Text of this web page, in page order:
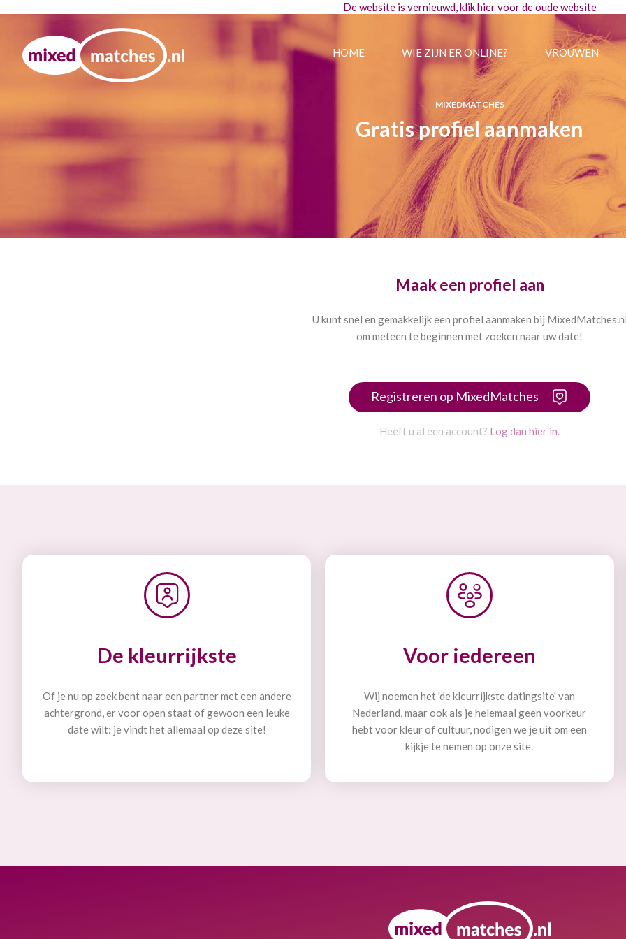
De website is vernieuwd, klikhiervoor de oude website
HOME WIE ZIJN ER ONLINE? VROUWEN
MIXEDMATCHES
Gratis profiel aanmaken
Maak een profiel aan
U kunt snel en gemakkelijk een profiel aanmaken bij
om meteen te beginnen met zoeken naar uw date!
Registreren op MixedMatches
Heeft u al een account? Log dan hier in.
De kleurrijkste
Of je nu op zoek bent naar een partner met een andere
achtergrond, er voor open staat of gewoon een leuke
date wilt: je vindt het allemaal op deze site!
Voor iedereen
Wij noemen het 'de kleurrijkste datingsite' van
Nederland, maar ook als je helemaal geen voorkeur
hebt voor kleur of cultuur, nodigen we je uit om een
kijkje te nemen op onze site.